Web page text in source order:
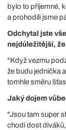
bylo to příjemné,
a prohodili jsme
Odchytal jste
nejdůležitější,
"Když vezmu
že budu jednička
tomhle směru
Jaký dojem
"Jsou tam super
chodí dost